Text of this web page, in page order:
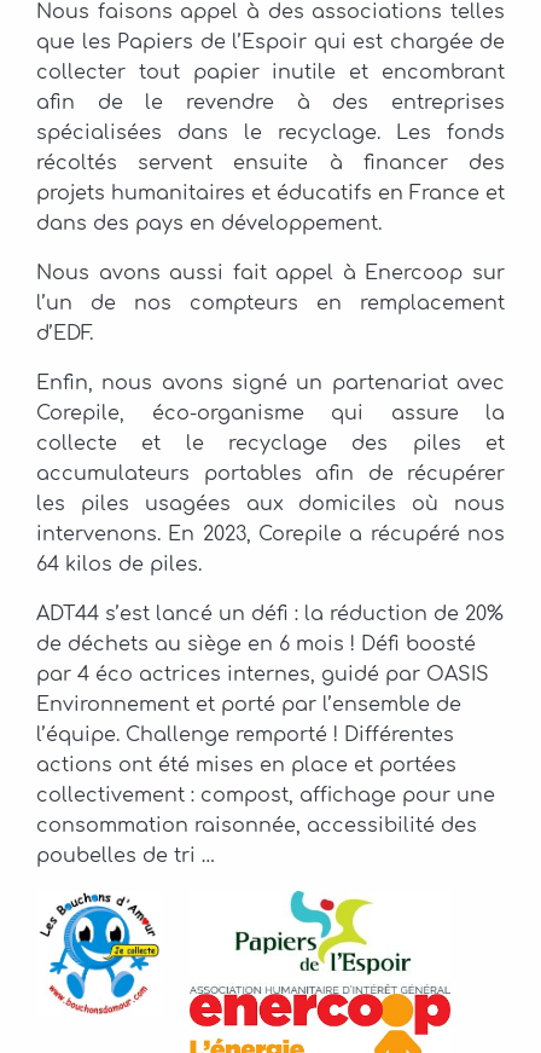
Nous faisons appel à des associations telles
que les Papiers de l’Espoir qui est chargée de
collecter tout papier inutile et encombrant
afin de le revendre à des entreprises
spécialisées dans le recyclage. Les fonds
récoltés servent ensuite à financer des
projets humanitaires et éducatifs en France et
dans des pays en développement.
Nous avons aussi fait appel à Enercoop sur
l’un de nos compteurs en remplacement
d’EDF.
Enfin, nous avons signé un partenariat avec
Corepile, éco-organisme qui assure la
collecte et le recyclage des piles et
accumulateurs portables afin de récupérer
les piles usagées aux domiciles où nous
intervenons. En 2023, Corepile a récupéré nos
64 kilos de piles.
ADT44 s’est lancé un défi : la réduction de 20%
de déchets au siège en 6 mois ! Défi boosté
par 4 éco actrices internes, guidé par OASIS
Environnement et porté par l’ensemble de
l’équipe. Challenge remporté ! Différentes
actions ont été mises en place et portées
collectivement : compost, affichage pour une
consommation raisonnée, accessibilité des
poubelles de tri …